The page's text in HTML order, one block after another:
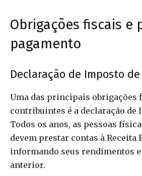
Obrigações fiscais e
pagamento
Declaração de Imposto
Uma das principais obrigações
contribuintes é a declaração de
Todos os anos, as pessoas
devem prestar contas à Receita
informando seus rendimentos e
anterior.